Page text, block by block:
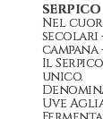
SERPICO
Nel
secolari
Il
unico.
Uve